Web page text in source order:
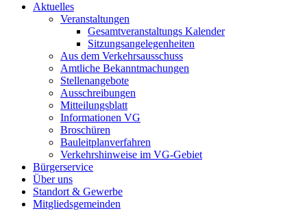
Aktuelles
Veranstaltungen
Gesamtveranstaltungs Kalender
Sitzungsangelegenheiten
Aus dem Verkehrsausschuss
Amtliche Bekanntmachungen
Stellenangebote
Ausschreibungen
Mitteilungsblatt
Informationen VG
Broschüren
Bauleitplanverfahren
Verkehrshinweise im VG-Gebiet
Bürgerservice
Über uns
Standort & Gewerbe
Mitgliedsgemeinden